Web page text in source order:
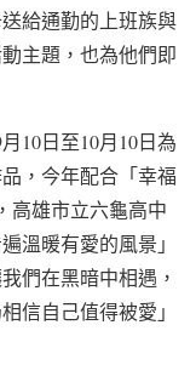
給通勤的上班族與
主題，也為他們即
10日至10月10日為
，今年配合「幸福
高雄市立六龜高中
溫暖有愛的風景」
們在黑暗中相遇，
信自己值得被愛」